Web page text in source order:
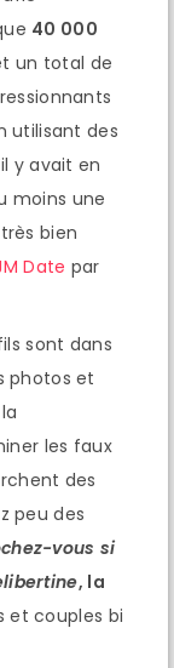
40 000
un total de
utilisant des
y avait en
moins une
bien
Date par
sont dans
photos et
les faux
des
peu des
vous si
, la
et couples bi